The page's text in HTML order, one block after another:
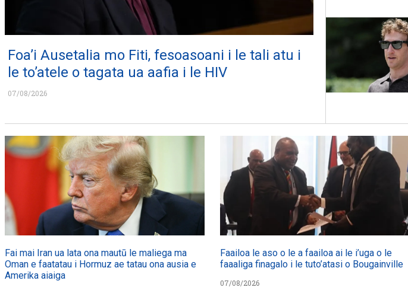
Foa’i Ausetalia mo Fiti, fesoasoani i le tali atu i
le to’atele o tagata ua aafia i le HIV
07/08/2026
Fai mai Iran ua lata ona mautū le maliega ma
Oman e faatatau i Hormuz ae tatau ona ausia e
Amerika aiaiga
Faailoa le aso o le a faailoa ai le i’uga o le
faaaliga finagalo i le tuto’atasi o Bougainville
07/08/2026